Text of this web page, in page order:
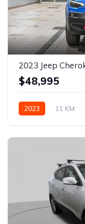
2023 Jeep
$48,995
2023 11 KM